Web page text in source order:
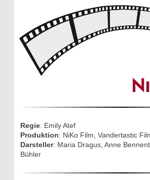
Mythen, Märchen &
Eifelkarte:
Eifelkrimi: Keine
Regie: Emily Atef
Produktion: NiKo Film, Vandertastic
Darsteller: Maria Dragus, Anne
Bühler